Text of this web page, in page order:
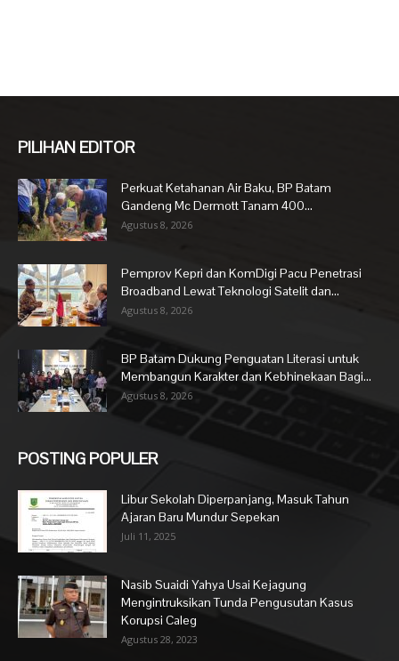
PILIHAN EDITOR
Perkuat Ketahanan Air Baku, BP Batam
Gandeng Mc Dermott Tanam 400...
Agustus 8, 2026
Pemprov Kepri dan KomDigi Pacu Penetrasi
Broadband Lewat Teknologi Satelit dan...
Agustus 8, 2026
BP Batam Dukung Penguatan Literasi untuk
Membangun Karakter dan Kebhinekaan Bagi...
Agustus 8, 2026
POSTING POPULER
Libur Sekolah Diperpanjang, Masuk Tahun
Ajaran Baru Mundur Sepekan
Juli 11, 2025
Nasib Suaidi Yahya Usai Kejagung
Mengintruksikan Tunda Pengusutan Kasus
Korupsi Caleg
Agustus 28, 2023